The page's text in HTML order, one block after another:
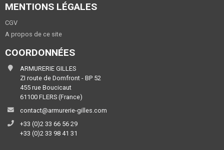
MENTIONS LÉGALES
CGV
A propos de ce site
COORDONNÉES
ARMURERIE GILLES
ZI route de Domfront - BP 52
455 rue Boucicaut
61100 FLERS (France)
contact@armurerie-gilles.com
+33 (0)2 33 66 56 29
+33 (0)2 33 98 41 31